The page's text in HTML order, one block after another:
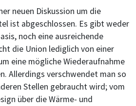
neuen Diskussion um die
ist abgeschlossen. Es gibt weder
noch eine ausreichende
die Union lediglich von einer
eine mögliche Wiederaufnahme
Allerdings verschwendet man so
Stellen gebraucht wird; vom
über die Wärme- und